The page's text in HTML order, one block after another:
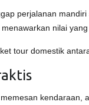
perjalanan
nilai yang
tour domestik
kendaraan,